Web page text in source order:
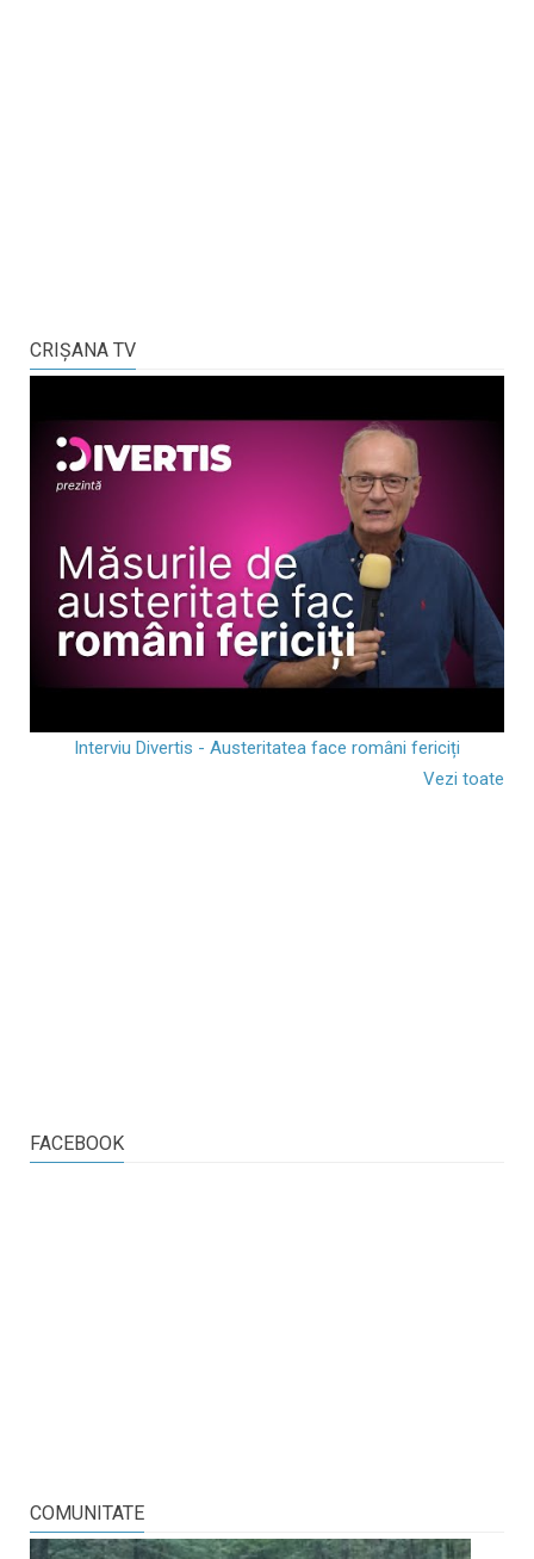
CRIŞANA TV
Interviu Divertis - Austeritatea face români fericiți
Vezi toate
FACEBOOK
COMUNITATE